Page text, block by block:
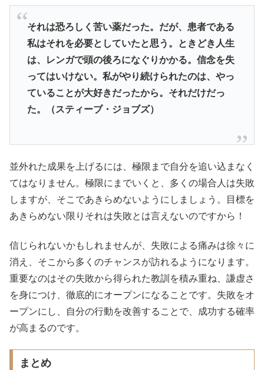
それは恐ろしく苦い薬だった。だが、患者である
私はそれを必要としていたと思う。ときどき人生
は、レンガで頭の後ろになぐりかかる。信念を失
ってはいけない。私がやり続けられたのは、やっ
ていることが大好きだったから。それだけだっ
た。（スティーブ・ジョブズ）
並外れた成果を上げるには、極限まで自分を追い込まなく
てはなりません。極限にまでいくと、多くの場合人は失敗
しますが、そこであきらめないようにしましょう。目標を
あきらめない限りそれは失敗とは言えないのですから！
信じられないかもしれませんが、失敗による痛みは徐々に
消え、そこから多くのチャンスが訪れるようになります。
重要なのはその失敗から得られた教訓を積み重ね、謙虚さ
を身につけ、徹底的にオープンになることです。失敗をオ
ープンにし、自分の行動を改善することで、成功する確率
が高まるのです。
まとめ